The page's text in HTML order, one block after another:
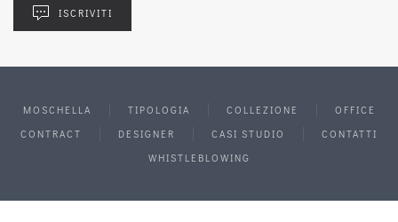
ISCRIVITI
MOSCHELLA TIPOLOGIA COLLEZIONE
OFFICE
CONTRACT
DESIGNER CASI STUDIO
CONTATTI
WHISTLEBLOWING